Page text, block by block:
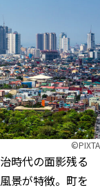
©PIXTA
時代の面影残る
景が特徴。町を